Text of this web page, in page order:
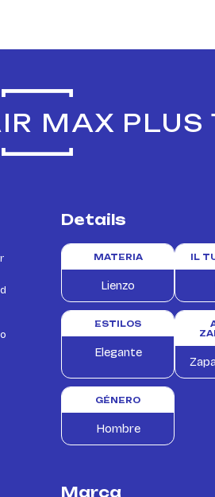
MAX
Details
MATERIA
Lienzo
IL
ESTILOS
Elegante
GÉNERO
Hombre
Marca